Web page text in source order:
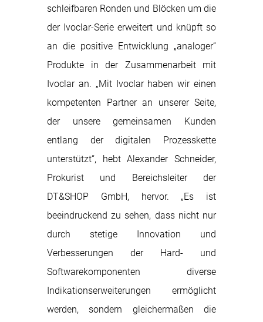
schleifbaren Ronden und Blöcken um die
der Ivoclar-Serie erweitert und knüpft so
an die positive Entwicklung „analoger“
Produkte in der Zusammenarbeit mit
Ivoclar an. „Mit Ivoclar haben wir einen
kompetenten Partner an unserer Seite,
der unsere gemeinsamen Kunden
entlang der digitalen Prozesskette
unterstützt“, hebt Alexander Schneider,
Prokurist und Bereichsleiter der
DT&SHOP GmbH, hervor. „Es ist
beeindruckend zu sehen, dass nicht nur
durch stetige Innovation und
Verbesserungen der Hard- und
Softwarekomponenten diverse
Indikationserweiterungen ermöglicht
werden, sondern gleichermaßen die